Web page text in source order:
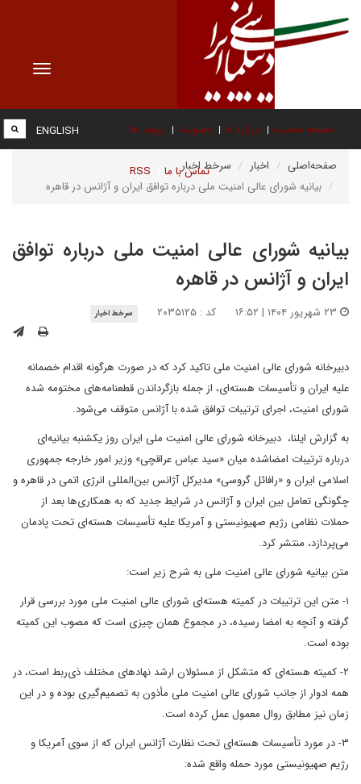
Toggle
صفحه نخست درباره ما عضویت پیوند ها
تماس با ما RSS
ENGLISH
صفحه‌اصلی اخبار
سرخط اخبار
بیانیه شورای عالی امنیت ملی درباره توافق ایران و آژانس در قاهره
بیانیه شورای عالی امنیت ملی درباره توافق
ایران و آژانس در قاهره
کد : ۲۰۳۵۱۲۵ سرخط اخبار
دبیرخانه شورای عالی امنیت ملی تاکید کرد که در صورت هرگونه اقدام خصمانه
علیه ایران و تأسیسات هسته‌ای، از جمله بازگرداندن قطعنامه‌های مختومه شده
شورای امنیت، اجرای ترتیبات توافق شده با آژانس متوقف می‌شود.
به گزارش ایلنا، دبیرخانه شورای عالی امنیت ملی ایران روز یکشنبه بیانیه‌ای
درباره ترتیبات امضاشده میان «سید عباس عراقچی» وزیر امور خارجه جمهوری
اسلامی ایران و «رافائل گروسی» مدیرکل آژانس بین‌المللی انرژی اتمی در قاهره و
چگونگی تعامل بین ایران و آژانس در شرایط جدید که به همکاری‌ها بعد از
حملات نظامی رژیم صهیونیستی و آمریکا علیه تأسیسات هسته‌ای تحت پادمان
می‌پردازد، منتشر کرد.
متن بیانیه شورای عالی امنیت ملی به شرح زیر است:
۱- متن این ترتیبات در کمیته هسته‌ای شورای عالی امنیت ملی مورد بررسی قرار
گرفته و آنچه به امضا رسیده، در مجموع همان چیزی است که مصوب این کمیته
بوده است.
۲- کمیته هسته‌ای که متشکل از مسئولان ارشد نهادهای مختلف ذی‌ربط است، در
همه ادوار از جانب شورای عالی امنیت ملی مأذون به تصمیم‌گیری بوده و در این
زمان نیز مطابق روال معمول عمل کرده است.
۳- در مورد تأسیسات هسته‌ای تحت نظارت آژانس ایران که از سوی آمریکا و
رژیم صهیونیستی مورد حمله واقع شده: